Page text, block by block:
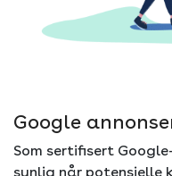
Google
Som sertifisert
synlig når potensielle